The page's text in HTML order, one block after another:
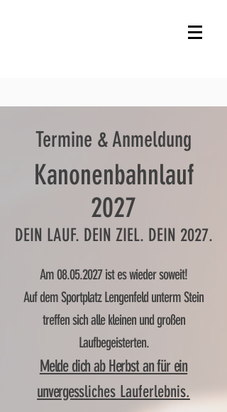
Termine & Anmeldung​
Kanonenbahnlauf
2027​
DEIN LAUF. DEIN ZIEL. DEIN 2027.
Am08.05.2027ist es wieder soweit!
Auf dem Sportplatz Lengenfeld unterm Stein
treffen sich alle kleinen und großen
Laufbegeisterten.
Melde dich ab Herbst an für ein
unvergessliches Lauferlebnis.